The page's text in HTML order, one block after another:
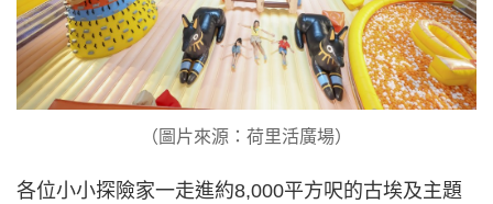
（圖片來源：荷里活廣場）
各位小小探險家一走進約8,000平方呎的古埃及主題